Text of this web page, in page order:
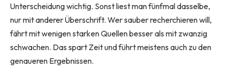
Unterscheidung wichtig. Sonst liest man fünfmal dasselbe,
nur mit anderer Überschrift. Wer sauber recherchieren will,
fährt mit wenigen starken Quellen besser als mit zwanzig
schwachen. Das spart Zeit und führt meistens auch zu den
genaueren Ergebnissen.